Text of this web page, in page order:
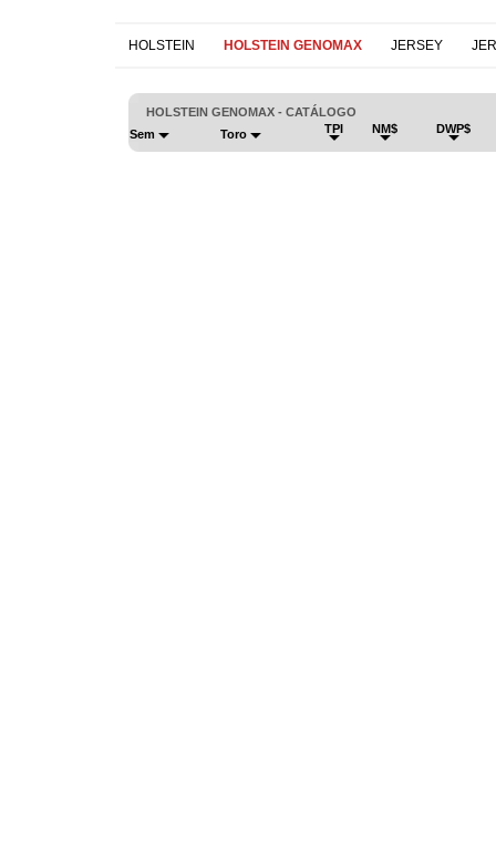
HOLSTEIN HOLSTEIN GENOMAX JERSEY
HOLSTEIN GENOMAX - CATÁLOGO
Sem
Toro TPI NM$ DWP$